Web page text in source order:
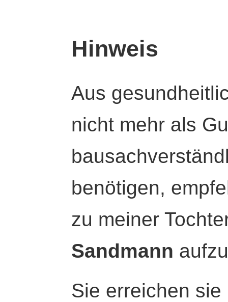
Hinweis
Aus
nicht mehr als
benötigen,
zu meiner
Sandmann
Sie erreichen sie